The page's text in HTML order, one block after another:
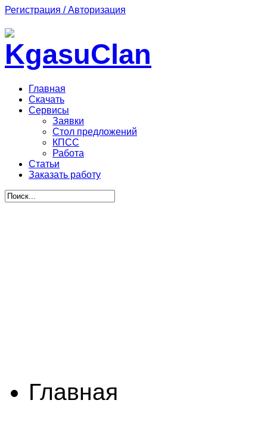
Регистрация / Авторизация
Главная
Скачать
Сервисы
Заявки
Стол предложений
КПСС
Работа
Статьи
Заказать работу
Главная